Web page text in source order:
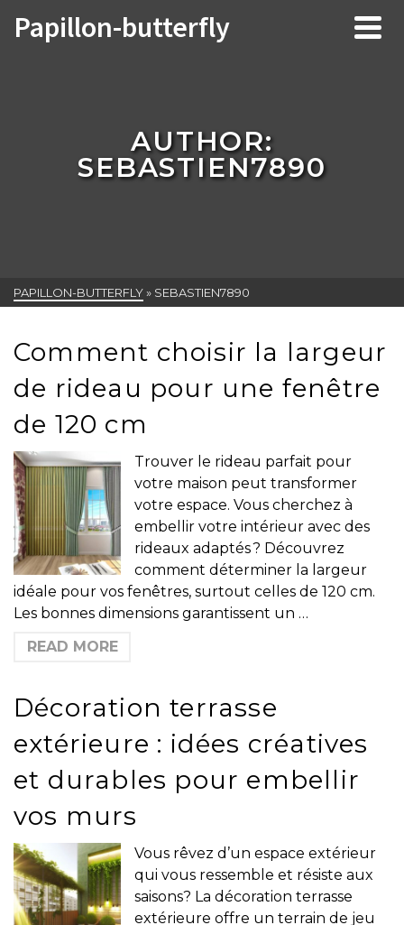
Papillon-butterfly
AUTHOR:
SEBASTIEN7890
PAPILLON-BUTTERFLY» SEBASTIEN7890
Comment choisir la largeur
de rideau pour une fenêtre
de 120 cm
Trouver le rideau parfait pour
votre maison peut transformer
votre espace. Vous cherchez à
embellir votre intérieur avec des
rideaux adaptés ? Découvrez
comment déterminer la largeur
idéale pour vos fenêtres, surtout celles de 120 cm.
Les bonnes dimensions garantissent un …
READ MORE
Décoration terrasse
extérieure : idées créatives
et durables pour embellir
vos murs
Vous rêvez d’un espace extérieur
qui vous ressemble et résiste aux
saisons? La décoration terrasse
extérieure offre un terrain de jeu